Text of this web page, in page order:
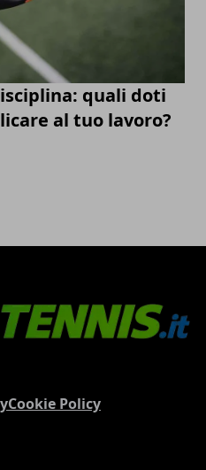
quali doti
al tuo lavoro?
Cookie Policy